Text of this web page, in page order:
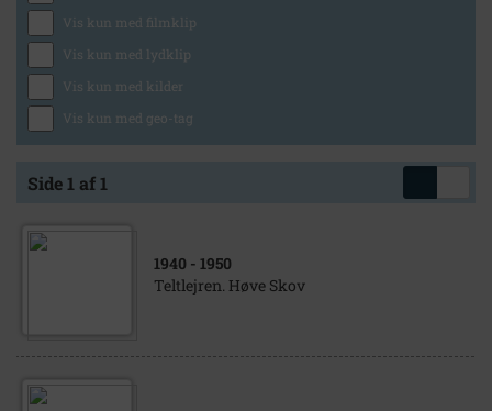
Vis kun med filmklip
Vis kun med lydklip
Vis kun med kilder
Vis kun med geo-tag
Side 1 af 1
1940 - 1950
Teltlejren. Høve Skov